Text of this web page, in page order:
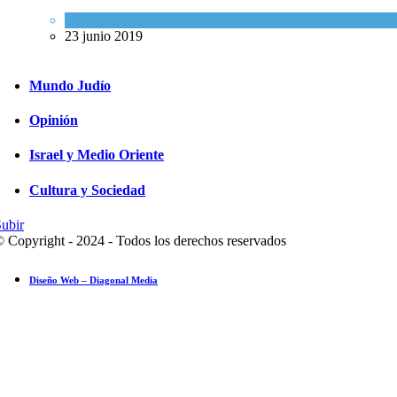
23 junio 2019
Mundo Judío
Opinión
Israel y Medio Oriente
Cultura y Sociedad
Copyright - 2024 - Todos los derechos reservados
Diseño Web – Diagonal Media